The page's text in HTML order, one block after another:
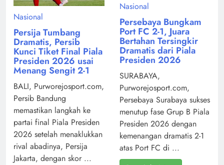
Nasional
Persija Tumbang
Dramatis, Persib
Kunci Tiket Final Piala
Presiden 2026 usai
Menang Sengit 2-1
BALI, Purworejosport.com,
Persib Bandung
memastikan langkah ke
partai final Piala Presiden
2026 setelah menaklukkan
rival abadinya, Persija
Jakarta, dengan skor ...
Nasional
Persebaya Bungkam
Port FC 2-1, Juara
Bertahan Tersingkir
Dramatis dari Piala
Presiden 2026
SURABAYA,
Purworejosport.com,
Persebaya Surabaya sukses
menutup fase Grup B Piala
Presiden 2026 dengan
kemenangan dramatis 2-1
atas Port FC di ...